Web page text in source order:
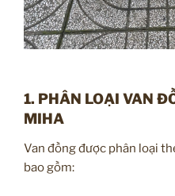
1. PHÂN LOẠI VAN
MIHA
Van đồng được phân loại
bao gồm: